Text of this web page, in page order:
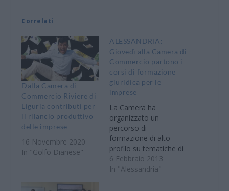
Correlati
Dalla Camera di
Commercio Riviere di
Liguria contributi per
il rilancio produttivo
delle imprese
16 Novembre 2020
In "Golfo Dianese"
ALESSANDRIA:
Giovedì alla Camera di
Commercio partono i
corsi di formazione
giuridica per le
imprese
La Camera ha
organizzato un
percorso di
formazione di alto
profilo su tematiche di
particolare attualità. In
specifico si tratta di
6 Febbraio 2013
In "Alessandria"